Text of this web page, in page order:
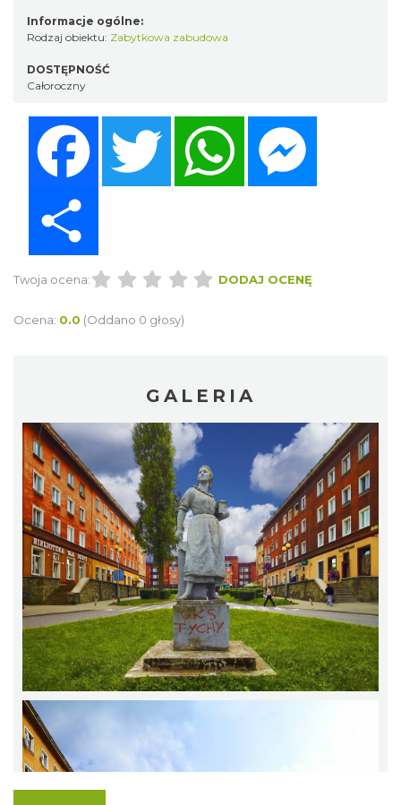
Informacje ogólne:
Rodzaj obiektu: Zabytkowa zabudowa
DOSTĘPNOŚĆ
Całoroczny
Twitter WhatsApp
Twoja ocena: DODAJ OCENĘ
Ocena: 0.0 (Oddano 0 głosy)
GALERIA